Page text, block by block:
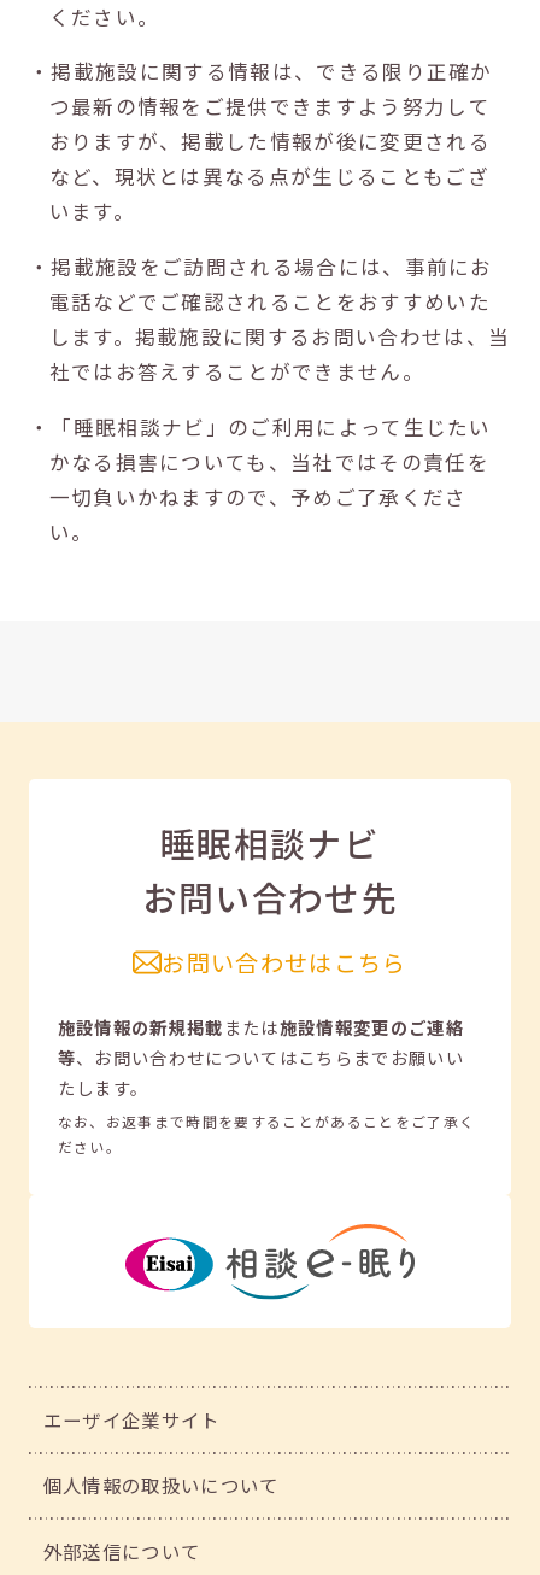
ください。
・掲載施設に関する情報は、できる限り正確か
つ最新の情報をご提供できますよう努力して
おりますが、掲載した情報が後に変更される
など、現状とは異なる点が生じることもござ
います。
・掲載施設をご訪問される場合には、事前にお
電話などでご確認されることをおすすめいた
します。掲載施設に関するお問い合わせは、当
社ではお答えすることができません。
・「睡眠相談ナビ」のご利用によって生じたい
かなる損害についても、当社ではその責任を
一切負いかねますので、予めご了承くださ
い。
睡眠相談ナビ
お問い合わせ先
お問い合わせはこちら
施設情報の新規掲載または施設情報変更のご連絡
等、 お問い合わせについてはこちらまでお願いい
たします。
なお、お返事まで時間を要することがあることをご了承く
ださい。
エーザイ企業サイト
個人情報の取扱いについて
外部送信について